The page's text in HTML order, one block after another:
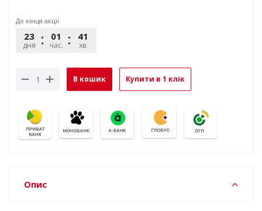
До кінця акції
23
дня
01
час.
41
хв.
В кошик Купити в 1 клік
Опис